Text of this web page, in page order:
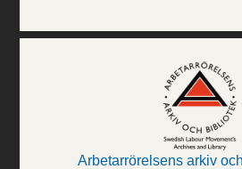
Arbetarrörelsens arkiv